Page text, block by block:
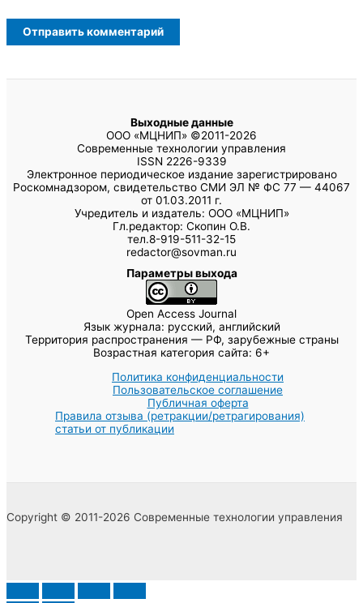
Выходные данные
ООО «МЦНИП» ©2011-2026
Современные технологии управления
ISSN 2226-9339
Электронное периодическое издание зарегистрировано
Роскомнадзором, свидетельство СМИ ЭЛ № ФС 77 — 44067
от 01.03.2011 г.
Учредитель и издатель: ООО «МЦНИП»
Гл.редактор: Скопин О.В.
тел.8-919-511-32-15
redactor@sovman.ru
Параметры выхода
Open Access Journal
Язык журнала: русский, английский
Территория распространения — РФ, зарубежные страны
Возрастная категория сайта: 6+
Политика конфиденциальности
Пользовательское соглашение
Публичная оферта
Правила отзыва (ретракции/ретрагирования)
статьи от публикации
Copyright © 2011-2026 Современные технологии управления